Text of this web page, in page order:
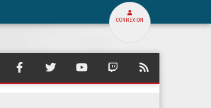
CONNEXION
SQUARE
SQUARE SQUARE SQUARE SQUARE